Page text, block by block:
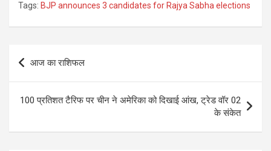
Tags: BJP announces 3 candidates for Rajya Sabha elections
Post
navigation
आज का राशिफल
100 प्रतिशत टैरिफ पर चीन ने अमेरिका को दिखाई आंख, ट्रेड वॉर 02
के संकेत